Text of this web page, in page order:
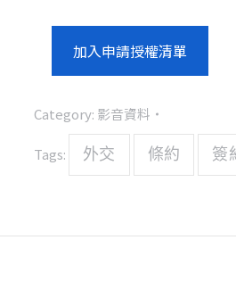
加入申請授權清單
Category: 影音資料
Tags: 外交 條約 簽